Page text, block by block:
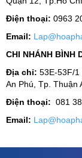
Điện thoại: 0963
Email:
CHI NHÁNH BÌNH
Địa chỉ: 53E-53F/1
An Phú, Tp. Thuận
Điện thoại: 081
Email: